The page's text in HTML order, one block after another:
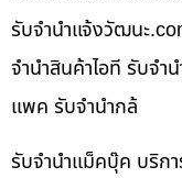
รับจํานําแจ้งวัฒนะ
จำนำสินค้าไอที รับจำ
แพค รับจำนำกล้
รับจำนำแม็คบุ๊ค บริก